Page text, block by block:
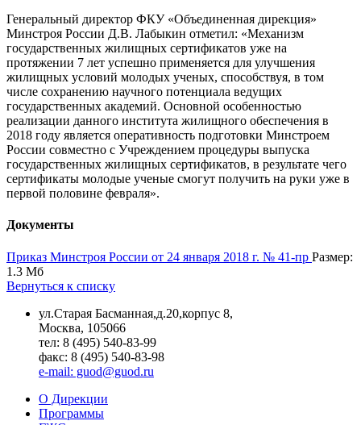
Генеральный директор ФКУ «Объединенная дирекция»
Минстроя России Д.В. Лабыкин отметил: «Механизм
государственных жилищных сертификатов уже на
протяжении 7 лет успешно применяется для улучшения
жилищных условий молодых ученых, способствуя, в том
числе сохранению научного потенциала ведущих
государственных академий. Основной особенностью
реализации данного института жилищного обеспечения в
2018 году является оперативность подготовки Минстроем
России совместно с Учреждением процедуры выпуска
государственных жилищных сертификатов, в результате чего
сертификаты молодые ученые смогут получить на руки уже в
первой половине февраля».
Документы
Приказ Минстроя России от 24 января 2018 г. № 41-пр Размер:
1.3 Мб
Вернуться к списку
ул.Старая Басманная,д.20,корпус 8,
Москва, 105066
тел: 8 (495) 540-83-99
факс: 8 (495) 540-83-98
e-mail: guod@guod.ru
О Дирекции
Программы